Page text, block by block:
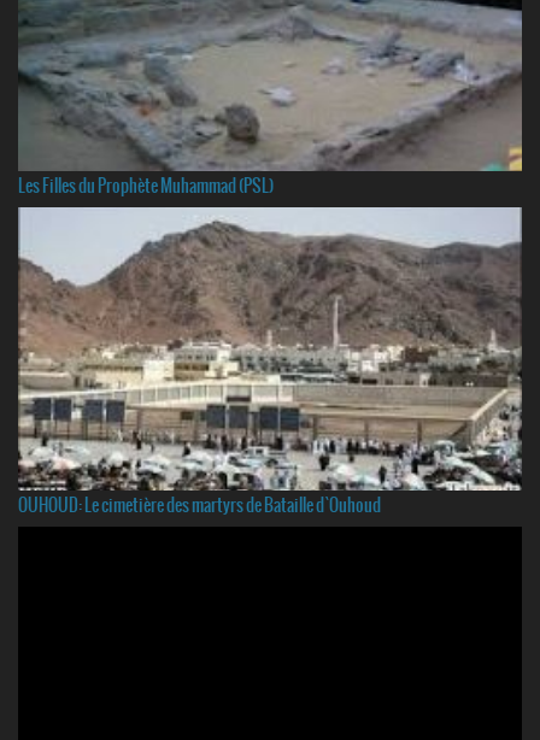
Les Filles du Prophète Muhammad (PSL)
OUHOUD: Le cimetière des martyrs de Bataille d`Ouhoud